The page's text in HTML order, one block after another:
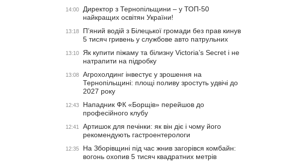
14:00
Директор з Тернопільщини – у ТОП-50
найкращих освітян України!
13:18
П’яний водій з Білецької громади без прав кинув
5 тисяч гривень у службове авто патрульних
13:10
Як купити піжаму та білизну Victoria’s Secret і не
натрапити на підробку
13:08
Агрохолдинг інвестує у зрошення на
Тернопільщині: площі поливу зростуть удвічі до
2027 року
12:43
Нападник ФК «Борщів» перейшов до
професійного клубу
12:41
Артишок для печінки: як він діє і чому його
рекомендують гастроентерологи
12:35
На Зборівщині під час жнив загорівся комбайн:
вогонь охопив 5 тисяч квадратних метрів